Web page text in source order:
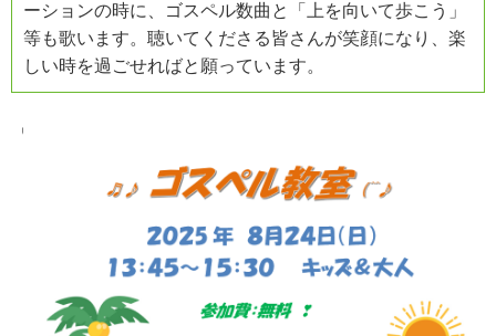
ーションの時に、ゴスペル数曲と「上を向いて歩こう」
等も歌います。聴いてくださる皆さんが笑顔になり、楽
しい時を過ごせればと願っています。